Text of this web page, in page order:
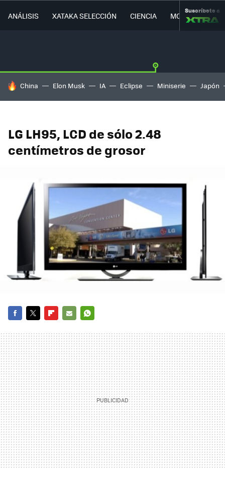
ANÁLISIS XATAKA SELECCIÓN CIENCIA MOVILIDAD
Suscríbete a
HOY SE HABLA DE
China Elon Musk IA Eclipse Miniserie Japón
LG LH95, LCD de sólo 2.48
centímetros de grosor
MAIL